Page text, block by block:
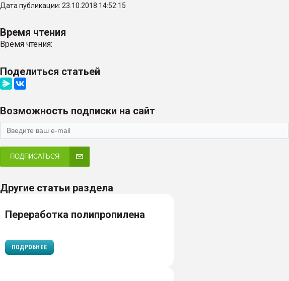
Дата публикации: 23.10.2018 14:52:15
Время чтения
Время чтения:
Поделиться статьей
Возможность подписки на сайт
ПОДПИСАТЬСЯ
Другие статьи раздела
Переработка полипропилена
ПОДРОБНЕЕ